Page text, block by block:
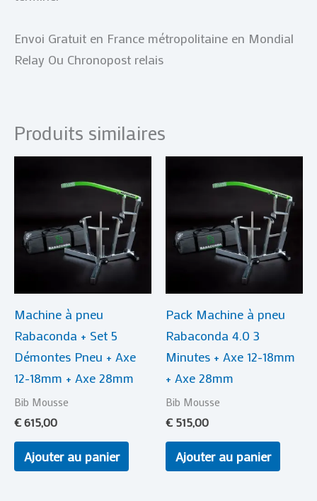
Envoi Gratuit en France métropolitaine en Mondial
Relay Ou Chronopost relais
Produits similaires
Machine à pneu
Rabaconda + Set 5
Démontes Pneu + Axe
12-18mm + Axe 28mm
Bib Mousse
€615,00
Ajouter au panier
Pack Machine à pneu
Rabaconda 4.0 3
Minutes + Axe 12-18mm
+ Axe 28mm
Bib Mousse
€ 515,00
Ajouter au panier